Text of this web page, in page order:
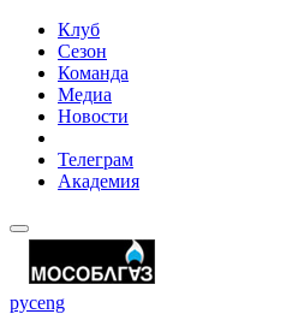
Клуб
Сезон
Команда
Медиа
Новости
Телеграм
Академия
русeng